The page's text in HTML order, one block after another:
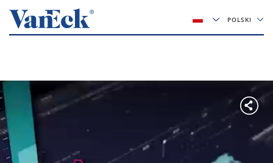
POLSKI